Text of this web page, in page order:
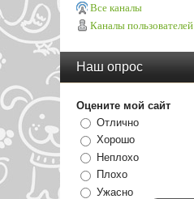
Все каналы
Каналы пользователей
Наш опрос
Оцените мой сайт
Отлично
Хорошо
Неплохо
Плохо
Ужасно